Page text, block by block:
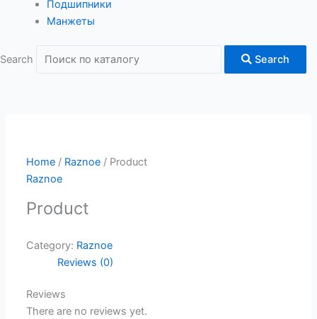
Подшипники
Манжеты
Search Search
Home / Raznoe / Product
Raznoe
Product
Category: Raznoe
Reviews (0)
Reviews
There are no reviews yet.